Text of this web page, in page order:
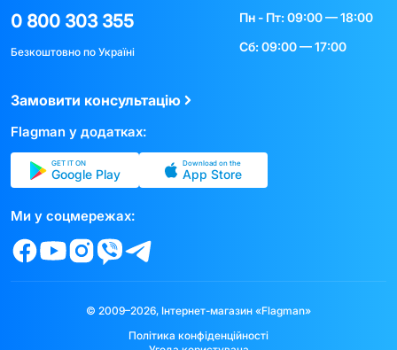
0 800 303 355
Безкоштовно по Україні
Пн - Пт: 09:00 — 18:00
Сб: 09:00 — 17:00
Замовити консультацію
Flagman у додатках:
GET IT ON
Google Play
Download on the
App Store
Ми у соцмережах:
© 2009–2026, Інтернет-магазин «Flagman»
Політика конфіденційності